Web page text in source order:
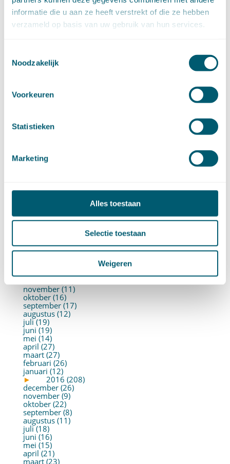
informatie die u aan ze heeft verstrekt of die ze hebben
verzameld op basis van uw gebruik van hun services.
Noodzakelijk
Voorkeuren
Statistieken
Marketing
Alles toestaan
Selectie toestaan
Weigeren
juni (14)
mei (12)
april (20)
►
2019 (147)
december (8)
september (8)
augustus (10)
mei (14)
januari (24)
2018 (205)
oktober (24)
juli (26)
juni (21)
maart (10)
►
2017 (213)
november (11)
oktober (16)
september (17)
augustus (12)
juli (19)
juni (19)
mei (14)
april (27)
maart (27)
februari (26)
januari (12)
►
2016 (208)
december (26)
november (9)
oktober (22)
september (8)
augustus (11)
juli (18)
juni (16)
mei (15)
april (21)
maart (23)